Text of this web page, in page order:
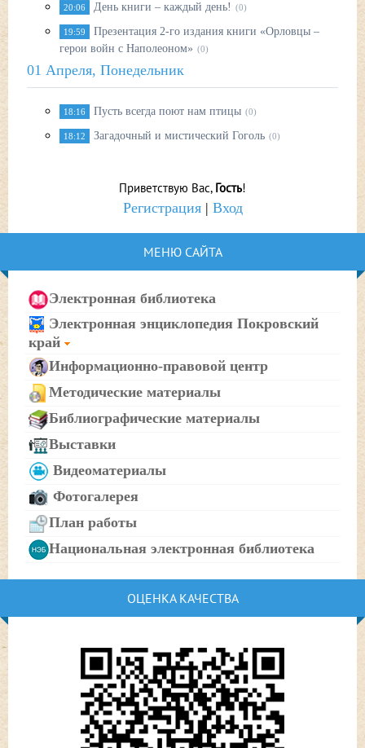
20:06 День книги – каждый день! (0)
19:59
Презентация 2-го издания книги «Орловцы –
герои войн с Наполеоном» (0)
01 Апреля, Понедельник
18:16 Пусть всегда поют нам птицы (0)
18:12 Загадочный и мистический Гоголь (0)
Приветствую Вас, Гость!
Регистрация| Вход
МЕНЮ САЙТА
Электронная библиотека
Электронная энциклопедия Покровский
край
Информационно-правовой центр
Методические материалы
Библиографические материалы
Выставки
Видеоматериалы
Фотогалерея
План работы
Национальная электронная библиотека
ОЦЕНКА КАЧЕСТВА